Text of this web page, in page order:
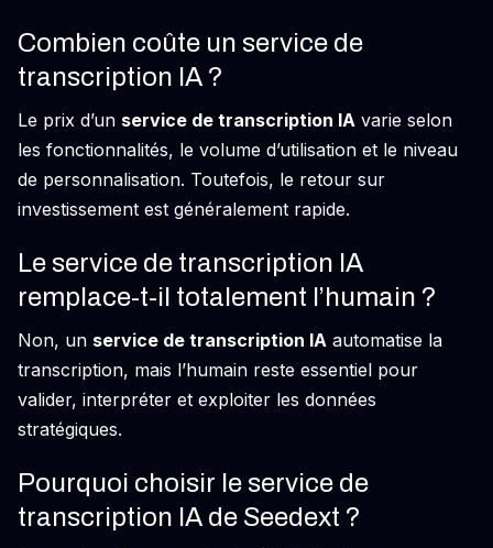
Combien coûte un service de
transcription IA ?
Le prix d’un service de transcription IA varie selon
les fonctionnalités, le volume d’utilisation et le niveau
de personnalisation. Toutefois, le retour sur
investissement est généralement rapide.
Le service de transcription IA
remplace-t-il totalement l’humain ?
Non, un service de transcription IA automatise la
transcription, mais l’humain reste essentiel pour
valider, interpréter et exploiter les données
stratégiques.
Pourquoi choisir le service de
transcription IA de Seedext ?